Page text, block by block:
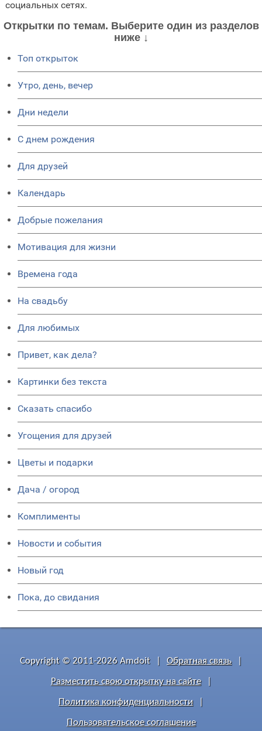
социальных сетях.
Открытки по темам. Выберите один из разделов
ниже ↓
Топ открыток
Утро, день, вечер
Дни недели
C днем рождения
Для друзей
Календарь
Добрые пожелания
Мотивация для жизни
Времена года
На свадьбу
Для любимых
Привет, как дела?
Картинки без текста
Сказать спасибо
Угощения для друзей
Цветы и подарки
Дача / огород
Комплименты
Новости и события
Новый год
Пока, до свидания
Copyright © 2011-2026 Amdoit Обратная связь
Разместить свою открытку на сайте
Политика конфиденциальности
Пользовательское соглашение